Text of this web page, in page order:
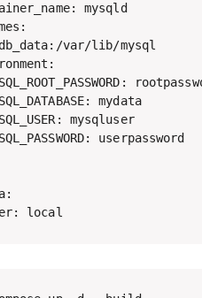
mysqld
var/lib/mysql
mydata
mysqluser
userpassword
local